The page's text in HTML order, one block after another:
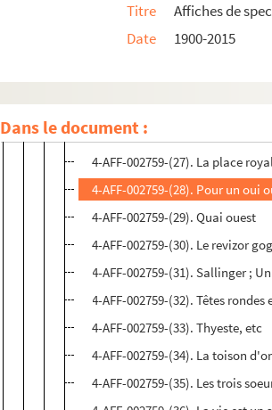
Titre
Affiches de
Date
1900-2015
Dans le document :
4-AFF-002759-(22). Monsieur
4-AFF-002759-(26). Pit-Bull ; Ils
4-AFF-002759-(27). La place
4-AFF-002759-(28). Pour un oui
4-AFF-002759-(29). Quai ouest
4-AFF-002759-(30). Le revizor
4-AFF-002759-(31). Sallinger ;
4-AFF-002759-(32). Têtes
4-AFF-002759-(33). Thyeste, etc
4-AFF-002759-(34). La toison d'or
4-AFF-002759-(35). Les trois